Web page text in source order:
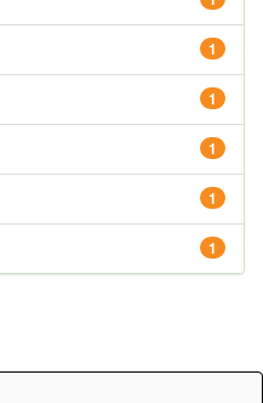
1
1
1
1
1